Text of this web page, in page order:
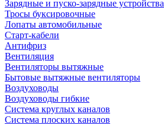
Зарядные и пуско-зарядные устройства
Тросы буксировочные
Лопаты автомобильные
Старт-кабели
Антифриз
Вентиляция
Вентиляторы вытяжные
Бытовые вытяжные вентиляторы
Воздуховоды
Воздуховоды гибкие
Система круглых каналов
Система плоских каналов